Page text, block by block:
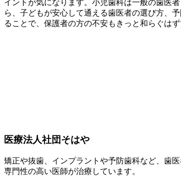
イントが気になります。小児歯科は一般の歯医
ら、子どもが安心して通える歯医者の選び方、
ることで、保護者の方の不安もきっと和らぐはず
医療法人社団そはや
矯正や抜歯、インプラントや予防歯科など、歯
専門性の高い医師が治療しています。